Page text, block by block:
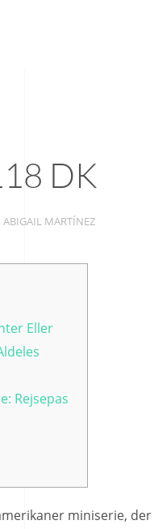
DK
ABIGAIL MARTÍNEZ
Eller
Rejsepas
miniserie,